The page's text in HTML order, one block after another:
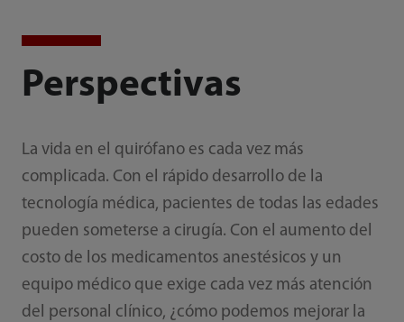
Perspectivas
La vida en el quirófano es cada vez más
complicada. Con el rápido desarrollo de la
tecnología médica, pacientes de todas las edades
pueden someterse a cirugía. Con el aumento del
costo de los medicamentos anestésicos y un
equipo médico que exige cada vez más atención
del personal clínico, ¿cómo podemos mejorar la